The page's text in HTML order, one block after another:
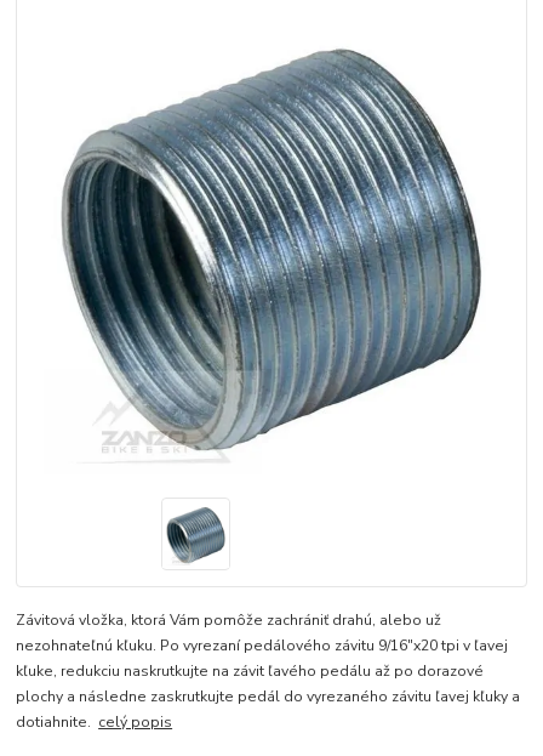
Závitová vložka, ktorá Vám pomôže zachrániť drahú, alebo už
nezohnateľnú kľuku. Po vyrezaní pedálového závitu 9/16"x20 tpi v ľavej
kľuke, redukciu naskrutkujte na závit ľavého pedálu až po dorazové
plochy a následne zaskrutkujte pedál do vyrezaného závitu ľavej kľuky a
dotiahnite. celý popis